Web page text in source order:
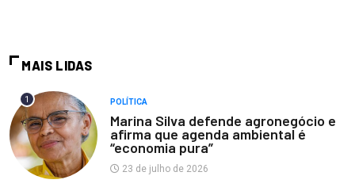
MAIS LIDAS
1 POLÍTICA
Marina Silva defende agronegócio e
afirma que agenda ambiental é
“economia pura”
23 de julho de 2026